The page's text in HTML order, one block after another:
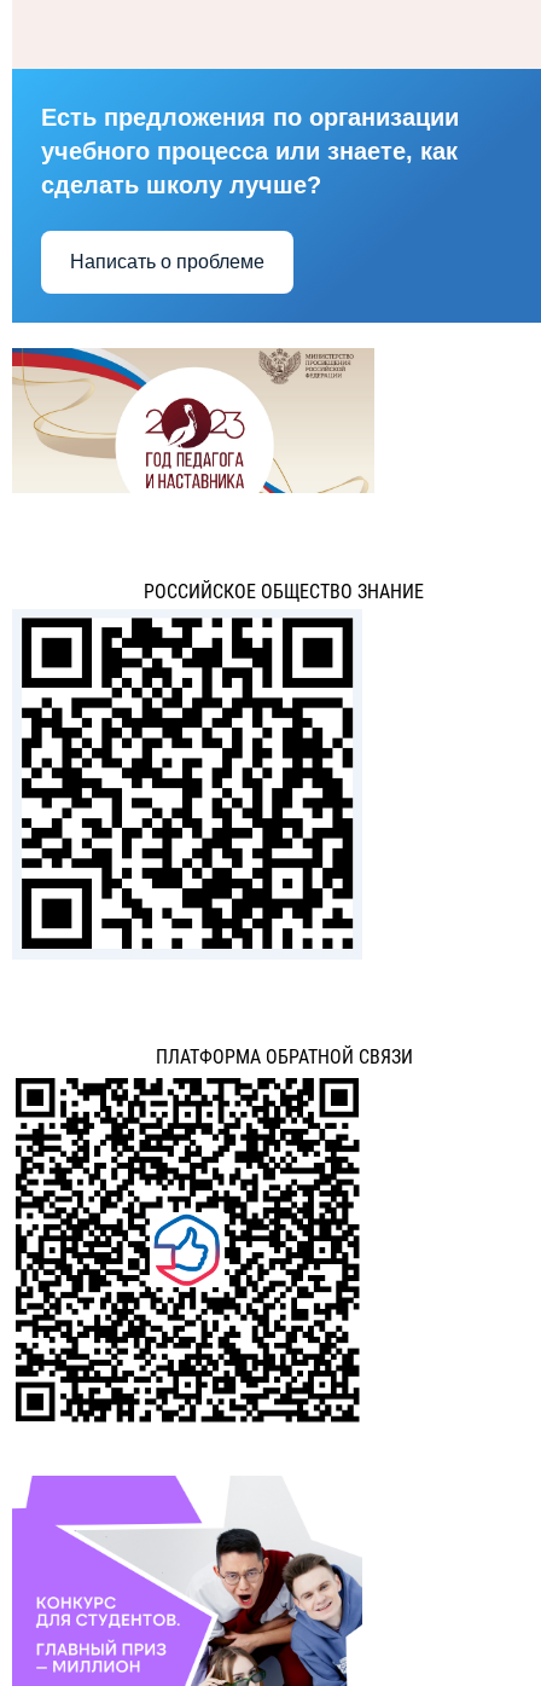
Есть предложения по организации
учебного процесса или знаете, как
сделать школу лучше?
Написать о проблеме
РОССИЙСКОЕ ОБЩЕСТВО ЗНАНИЕ
ПЛАТФОРМА ОБРАТНОЙ СВЯЗИ